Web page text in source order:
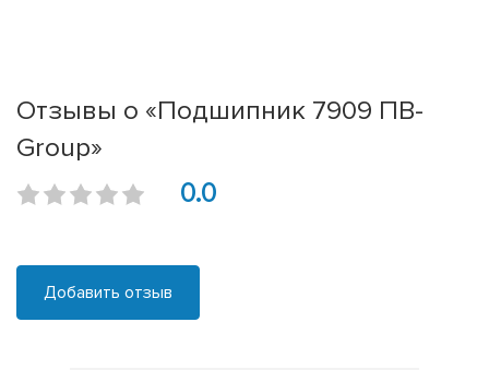
Отзывы о «Подшипник 7909 ПВ-
Group»
0.0
Добавить отзыв